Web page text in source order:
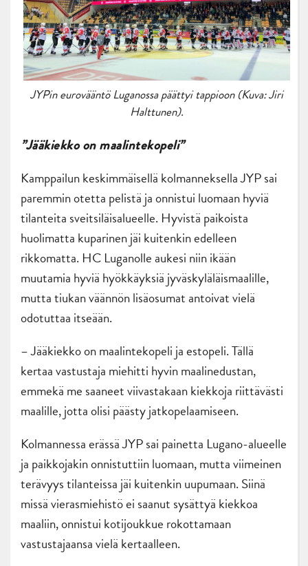
JYPin eurovääntö Luganossa päättyi tappioon (Kuva: Jiri
Halttunen).
”Jääkiekko on maalintekopeli”
Kamppailun keskimmäisellä kolmanneksella JYP sai
paremmin otetta pelistä ja onnistui luomaan hyviä
tilanteita sveitsiläisalueelle. Hyvistä paikoista
huolimatta kuparinen jäi kuitenkin edelleen
rikkomatta. HC Luganolle aukesi niin ikään
muutamia hyviä hyökkäyksiä jyväskyläläismaalille,
mutta tiukan väännön lisäosumat antoivat vielä
odotuttaa itseään.
– Jääkiekko on maalintekopeli ja estopeli. Tällä
kertaa vastustaja miehitti hyvin maalinedustan,
emmekä me saaneet viivastakaan kiekkoja riittävästi
maalille, jotta olisi päästy jatkopelaamiseen.
Kolmannessa erässä JYP sai painetta Lugano-alueelle
ja paikkojakin onnistuttiin luomaan, mutta viimeinen
terävyys tilanteissa jäi kuitenkin uupumaan. Siinä
missä vierasmiehistö ei saanut sysättyä kiekkoa
maaliin, onnistui kotijoukkue rokottamaan
vastustajaansa vielä kertaalleen.